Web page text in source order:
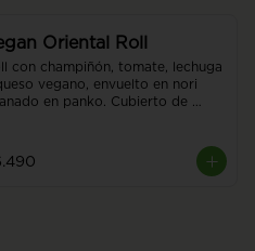
Oriental Roll
con champiñón, tomate, lechuga
vegano, envuelto en nori
en panko. Cubierto de